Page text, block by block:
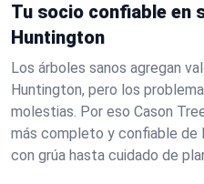
Tu socio confiable en
Huntington
Los árboles sanos agregan
Huntington, pero los
molestias. Por eso Cason
más completo y confiable de
con grúa hasta cuidado de